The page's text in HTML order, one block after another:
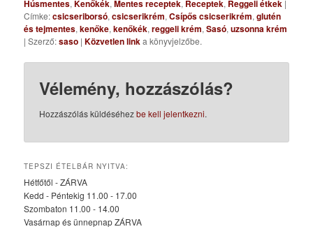
Húsmentes,Kenőkék,Mentes receptek, Receptek, Reggeli étkek |
Címke:csicseriborsó,csicserikrém,Csípős csicserikrém,glutén
és tejmentes,kenőke,kenőkék,reggeli krém,Sasó,uzsonna krém
| Szerző:saso |Közvetlen linka könyvjelzőbe.
Vélemény, hozzászólás?
Hozzászólás küldéséhezbe kell jelentkezni.
TEPSZI ÉTELBÁR NYITVA:
Hétfőtől - ZÁRVA
Kedd - Péntekig 11.00 - 17.00
Szombaton 11.00 - 14.00
Vasárnap és ünnepnap ZÁRVA